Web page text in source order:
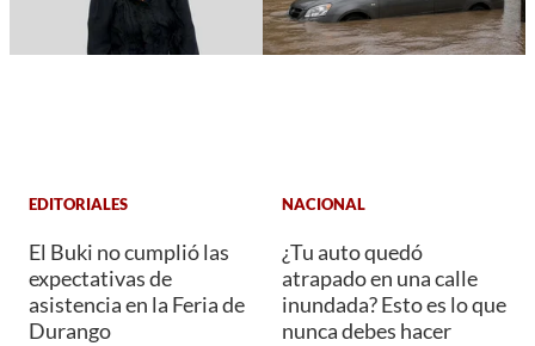
EDITORIALES
El Buki no cumplió las
expectativas de
asistencia en la Feria de
Durango
NACIONAL
¿Tu auto quedó
atrapado en una calle
inundada? Esto es lo que
nunca debes hacer